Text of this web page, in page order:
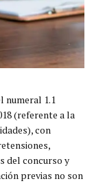
numeral 1.1
(referente a la
con
del concurso y
previas no son